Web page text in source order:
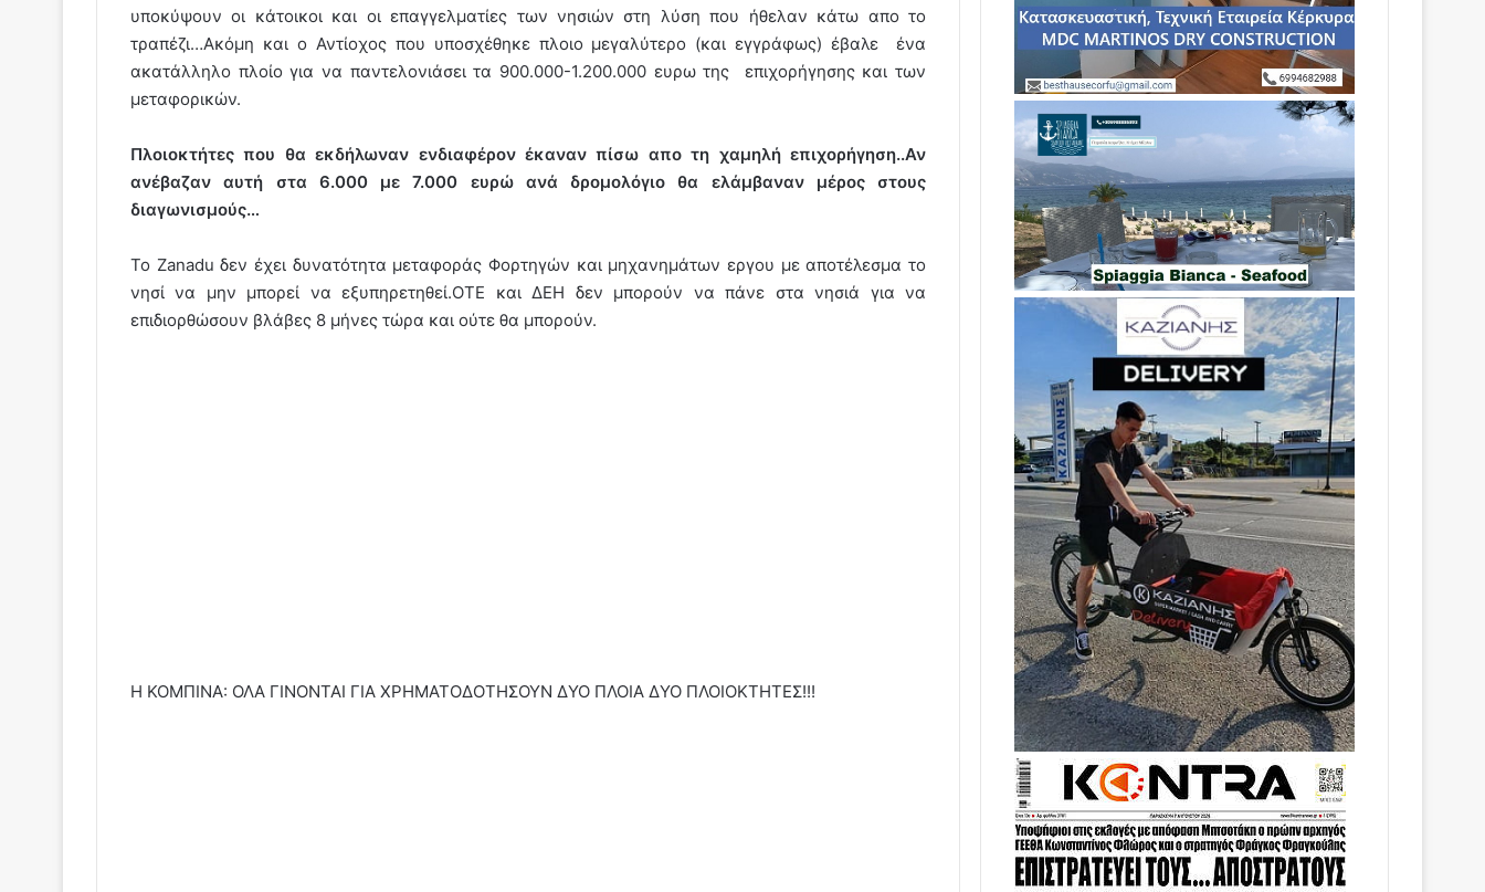
υποκύψουν οι κάτοικοι και οι επαγγελματίες των νησιών στη λύση που ήθελαν κάτω απο το
τραπέζι…Ακόμη και ο Αντίοχος που υποσχέθηκε πλοιο μεγαλύτερο (και εγγράφως) έβαλε ένα
ακατάλληλο πλοίο για να παντελονιάσει τα 900.000-1.200.000 ευρω της επιχορήγησης και των
μεταφορικών.
Πλοιοκτήτες που θα εκδήλωναν ενδιαφέρον έκαναν πίσω απο τη χαμηλή επιχορήγηση..Αν
ανέβαζαν αυτή στα 6.000 με 7.000 ευρώ ανά δρομολόγιο θα ελάμβαναν μέρος στους
διαγωνισμούς…
Το Zanadu δεν έχει δυνατότητα μεταφοράς Φορτηγών και μηχανημάτων εργου με αποτέλεσμα το
νησί να μην μπορεί να εξυπηρετηθεί.ΟΤΕ και ΔΕΗ δεν μπορούν να πάνε στα νησιά για να
επιδιορθώσουν βλάβες 8 μήνες τώρα και ούτε θα μπορούν.
Η ΚΟΜΠΙΝΑ: ΟΛΑ ΓΙΝΟΝΤΑΙ ΓΙΑ ΧΡΗΜΑΤΟΔΟΤΗΣΟΥΝ ΔΥΟ ΠΛΟΙΑ ΔΥΟ ΠΛΟΙΟΚΤΗΤΕΣ!!!